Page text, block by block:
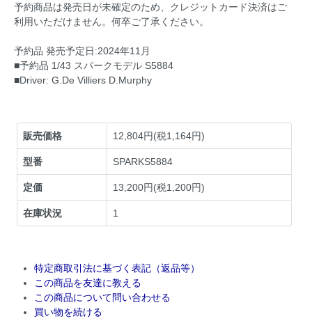
予約商品は発売日が未確定のため、クレジットカード決済はご
利用いただけません。何卒ご了承ください。
予約品 発売予定日:2024年11月
■予約品 1/43 スパークモデル S5884
■Driver: G.De Villiers D.Murphy
販売価格 12,804円(税1,164円)
型番 SPARKS5884
定価 13,200円(税1,200円)
在庫状況 1
特定商取引法に基づく表記（返品等）
この商品を友達に教える
この商品について問い合わせる
買い物を続ける